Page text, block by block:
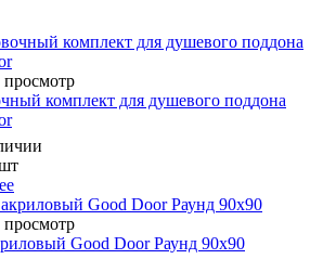
комплект для душевого поддона
Good Door Раунд 90х90